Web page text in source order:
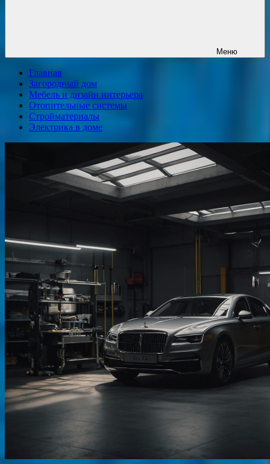
Меню
Главная
Загородный дом
Мебель и дизайн интерьера
Отопительные системы
Стройматериалы
Электрика в доме